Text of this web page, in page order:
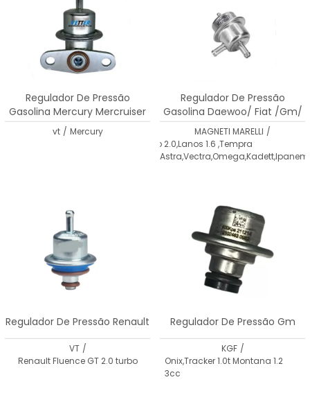
Regulador De Pressão
Gasolina Mercury Mercruiser
4.3 A 8.2
vt / Mercury
Regulador De Pressão
Gasolina Daewoo/ Fiat /Gm/
Vw
MAGNETI MARELLI /
Espero 2.0,Lanos 1.6 ,Tempra
Regulador De Pressão Renault
VT /
Renault Fluence GT 2.0 turbo
Regulador De Pressão Gm
KGF /
Onix,Tracker 1.0t Montana 1.2
3cc